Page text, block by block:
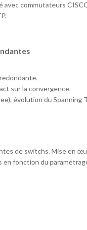
avec commutateurs
sur la convergence.
évolution du Spanning
de switchs. Mise en
fonction du